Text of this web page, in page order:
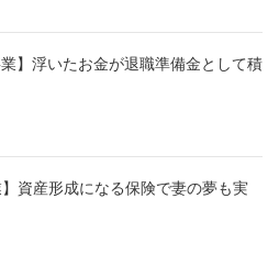
業】浮いたお金が退職準備金として積
】資産形成になる保険で妻の夢も実